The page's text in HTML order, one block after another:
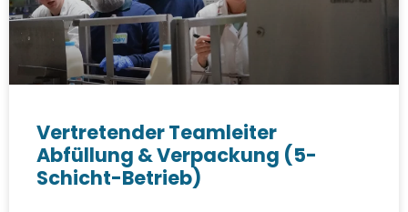
Vertretender Teamleiter
Abfüllung & Verpackung (5-
Schicht-Betrieb)